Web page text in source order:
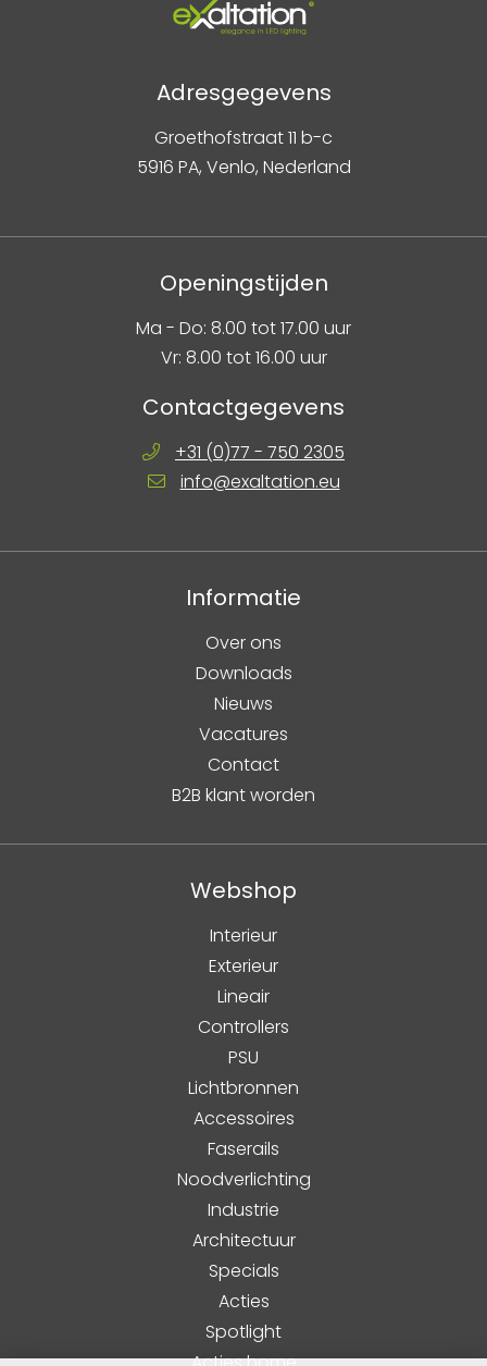
Adresgegevens
Groethofstraat 11 b-c
5916 PA, Venlo, Nederland
Openingstijden
Ma - Do: 8.00 tot 17.00 uur
Vr: 8.00 tot 16.00 uur
Contactgegevens
+31 (0)77 - 750 2305
info@exaltation.eu
Informatie
Over ons
Downloads
Nieuws
Vacatures
Contact
B2B klant worden
Webshop
Interieur
Exterieur
Lineair
Controllers
PSU
Lichtbronnen
Accessoires
Faserails
Noodverlichting
Industrie
Architectuur
Specials
Acties
Spotlight